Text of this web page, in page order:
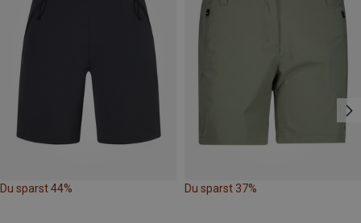
Du sparst 44% Du sparst 37%